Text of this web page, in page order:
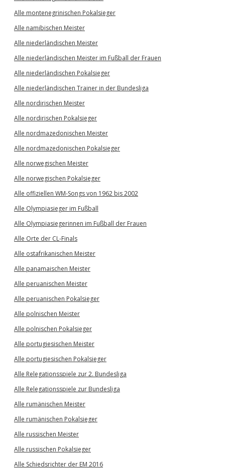
Alle montenegrinischen Pokalsieger
Alle namibischen Meister
Alle niederländischen Meister
Alle niederländischen Meister im Fußball der Frauen
Alle niederländischen Pokalsieger
Alle niederländischen Trainer in der Bundesliga
Alle nordirischen Meister
Alle nordirischen Pokalsieger
Alle nordmazedonischen Meister
Alle nordmazedonischen Pokalsieger
Alle norwegischen Meister
Alle norwegischen Pokalsieger
Alle offiziellen WM-Songs von 1962 bis 2002
Alle Olympiasieger im Fußball
Alle Olympiasiegerinnen im Fußball der Frauen
Alle Orte der CL-Finals
Alle ostafrikanischen Meister
Alle panamaischen Meister
Alle peruanischen Meister
Alle peruanischen Pokalsieger
Alle polnischen Meister
Alle polnischen Pokalsieger
Alle portugiesischen Meister
Alle portugiesischen Pokalsieger
Alle Relegationsspiele zur 2. Bundesliga
Alle Relegationsspiele zur Bundesliga
Alle rumänischen Meister
Alle rumänischen Pokalsieger
Alle russischen Meister
Alle russischen Pokalsieger
Alle Schiedsrichter der EM 2016